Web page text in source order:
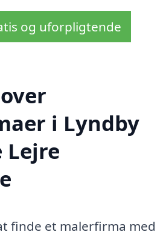
og uforpligtende
i Lyndby
Lejre
finde et malerfirma med